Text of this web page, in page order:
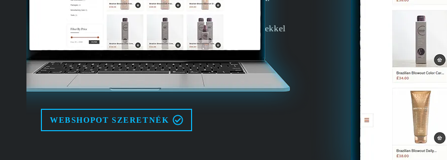
Segítünka szállítási, fizetési és számlázási bővítményekkel
kapcsolatos tanácsadással.
Tanácsot adunka marketing stratégiád felépítésében
(Kuponrendszerek, hírlevelek, Google Shopping stb).
WEBSHOPOT SZERETNÉK